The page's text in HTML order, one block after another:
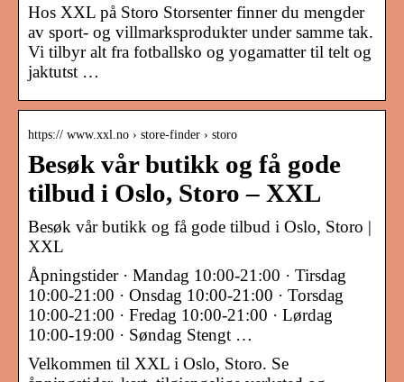
Hos XXL på Storo Storsenter finner du mengder
av sport- og villmarksprodukter under samme tak.
Vi tilbyr alt fra fotballsko og yogamatter til telt og
jaktutst …
https:// www.xxl.no › store-finder › storo
Besøk vår butikk og få gode
tilbud i Oslo, Storo – XXL
Besøk vår butikk og få gode tilbud i Oslo, Storo |
XXL
Åpningstider · Mandag 10:00-21:00 · Tirsdag
10:00-21:00 · Onsdag 10:00-21:00 · Torsdag
10:00-21:00 · Fredag 10:00-21:00 · Lørdag
10:00-19:00 · Søndag Stengt …
Velkommen til XXL i Oslo, Storo. Se